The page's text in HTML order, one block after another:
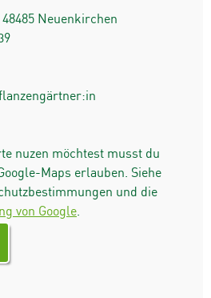
48485 Neuenkirchen
nuzen möchtest musst du
Maps erlauben. Siehe
und die
von Google.